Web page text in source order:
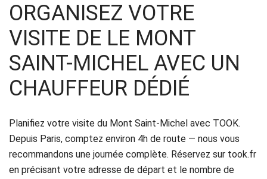
ORGANISEZ VOTRE
VISITE DE LE MONT
SAINT-MICHEL AVEC UN
CHAUFFEUR DÉDIÉ
Planifiez votre visite du Mont Saint-Michel avec TOOK.
Depuis Paris, comptez environ 4h de route — nous vous
recommandons une journée complète. Réservez sur took.fr
en précisant votre adresse de départ et le nombre de